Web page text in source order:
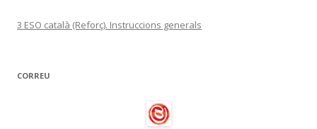
3 ESO català (Reforç). Instruccions generals
CORREU